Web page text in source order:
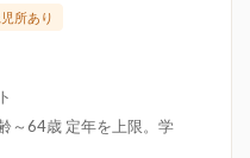
所あり
～64歳 定年を上限。学